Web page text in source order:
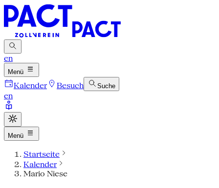
en
Menü
Kalender Besuch Suche
en
Menü
Startseite
Kalender
Mario Niese